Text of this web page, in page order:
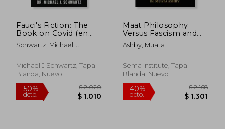
Fauci's Fiction: The
Book on Covid (en
Inglés)
Schwartz, Michael J.
Michael J Schwartz, Tapa
Blanda, Nuevo
Maat Philosophy
Versus Fascism and
the Police State Vol. 2
(en Inglés)
Ashby, Muata
Sema Institute, Tapa
Blanda, Nuevo